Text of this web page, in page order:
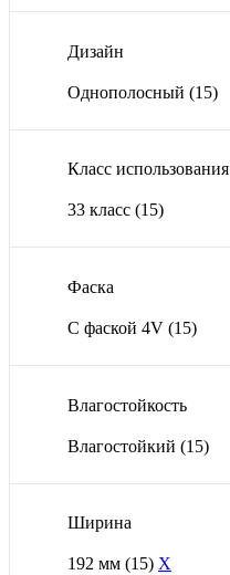
Дизайн
Однополосный (15)
Класс использования
33 класс (15)
Фаска
С фаской 4V (15)
Влагостойкость
Влагостойкий (15)
Ширина
192 мм (15) X